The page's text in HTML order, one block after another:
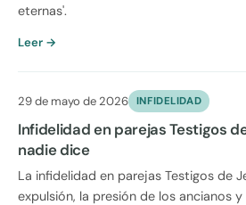
eternas'.
Leer →
29 de mayo de 2026 INFIDELIDAD
Infidelidad en parejas Testigos
nadie dice
La infidelidad en parejas Testigos de
expulsión, la presión de los ancianos